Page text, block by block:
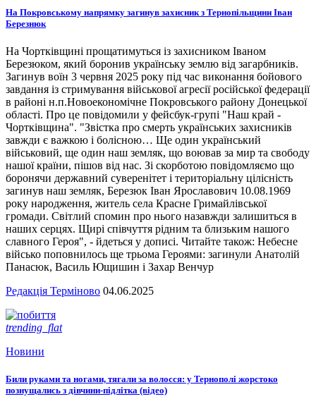
На Покровському напрямку загинув захисник з Тернопільщини Іван
Березнюк
На Чортківщині прощатимуться із захисником Іваном
Березюком, який боронив українську землю від загарбників.
Загинув воїн 3 червня 2025 року під час виконання бойового
завдання із стримування військової агресії російської федерації
в районі н.п.Новоекономічне Покровського району Донецької
області. Про це повідомили у фейсбук-групі "Наш край -
Чортківщина". "Звістка про смерть українських захисників
завжди є важкою і болісною… Ще один український
військовий, ще один наш земляк, що воював за мир та свободу
нашої країни, пішов від нас. Зі скорботою повідомляємо що
боронячи державний суверенітет і територіальну цілісність
загинув наш земляк, Березюк Іван Ярославович 10.08.1969
року народження, житель села Красне Гримайлівської
громади. Світлий спомин про нього назавжди залишиться в
наших серцях. Щирі співчуття рідним та близьким нашого
славного Героя", - йдеться у дописі. Читайте також: Небесне
військо поповнилось ще трьома Героями: загинули Анатолій
Панасюк, Василь Ющишин і Захар Венчур
Редакція Терміново 04.06.2025
trending_flat
Новини
Били руками та ногами, тягали за волосся: у Тернополі жорстоко
познущались з дівчини-підлітка (відео)